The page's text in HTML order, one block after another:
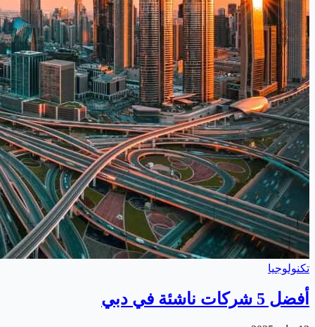
تكنولوجيا
أفضل 5 شركات ناشئة في دبي